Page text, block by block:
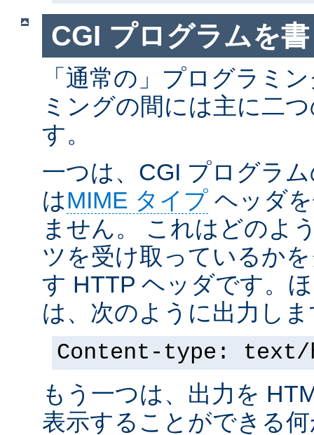
CGI プログラムを
「通常の」プログラミ
ミングの間には主に二
す。
一つは、CGI プログラ
はMIME タイプ ヘッダ
ません。 これはどのよ
ツを受け取っているか
す HTTP ヘッダです。
は、次のように出力し
Content-type: text/
もう一つは、出力を
表示することができる